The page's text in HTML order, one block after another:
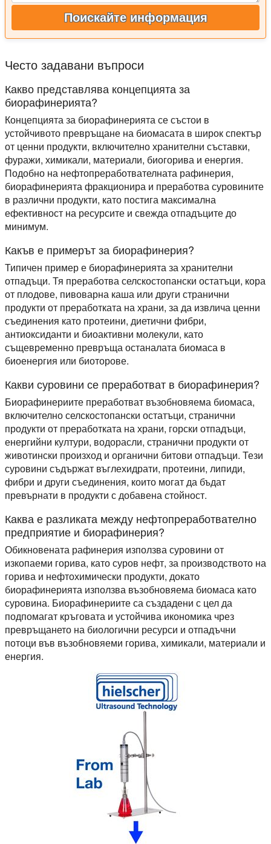
Поискайте информация
Често задавани въпроси
Какво представлява концепцията за
биорафинерията?
Концепцията за биорафинерията се състои в
устойчивото превръщане на биомасата в широк спектър
от ценни продукти, включително хранителни съставки,
фуражи, химикали, материали, биогорива и енергия.
Подобно на нефтопреработвателната рафинерия,
биорафинерията фракционира и преработва суровините
в различни продукти, като постига максимална
ефективност на ресурсите и свежда отпадъците до
минимум.
Какъв е примерът за биорафинерия?
Типичен пример е биорафинерията за хранителни
отпадъци. Тя преработва селскостопански остатъци, кора
от плодове, пивоварна каша или други странични
продукти от преработката на храни, за да извлича ценни
съединения като протеини, диетични фибри,
антиоксиданти и биоактивни молекули, като
същевременно превръща останалата биомаса в
биоенергия или биоторове.
Какви суровини се преработват в биорафинерия?
Биорафинериите преработват възобновяема биомаса,
включително селскостопански остатъци, странични
продукти от преработката на храни, горски отпадъци,
енергийни култури, водорасли, странични продукти от
животински произход и органични битови отпадъци. Тези
суровини съдържат въглехидрати, протеини, липиди,
фибри и други съединения, които могат да бъдат
превърнати в продукти с добавена стойност.
Каква е разликата между нефтопреработвателно
предприятие и биорафинерия?
Обикновената рафинерия използва суровини от
изкопаеми горива, като суров нефт, за производството на
горива и нефтохимически продукти, докато
биорафинерията използва възобновяема биомаса като
суровина. Биорафинериите са създадени с цел да
подпомагат кръговата и устойчива икономика чрез
превръщането на биологични ресурси и отпадъчни
потоци във възобновяеми горива, химикали, материали и
енергия.